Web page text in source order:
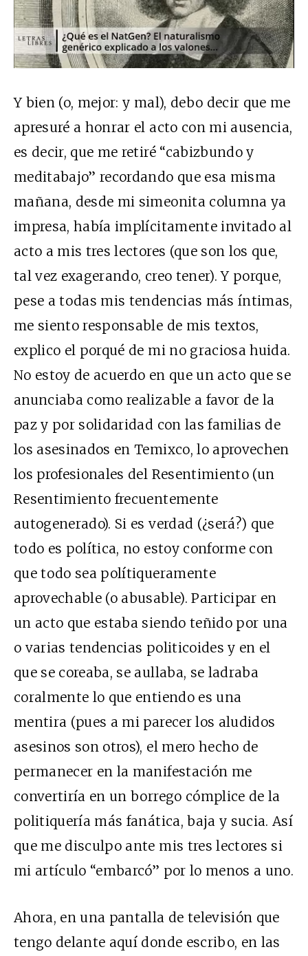
Y bien (o, mejor: y mal), debo decir que me
apresuré a honrar el acto con mi ausencia,
es decir, que me retiré “cabizbundo y
meditabajo” recordando que esa misma
mañana, desde mi simeonita columna ya
impresa, había implícitamente invitado al
acto a mis tres lectores (que son los que,
tal vez exagerando, creo tener). Y porque,
pese a todas mis tendencias más íntimas,
me siento responsable de mis textos,
explico el porqué de mi no graciosa huida.
No estoy de acuerdo en que un acto que se
anunciaba como realizable a favor de la
paz y por solidaridad con las familias de
los asesinados en Temixco, lo aprovechen
los profesionales del Resentimiento (un
Resentimiento frecuentemente
autogenerado). Si es verdad (¿será?) que
todo es política, no estoy conforme con
que todo sea polítiqueramente
aprovechable (o abusable). Participar en
un acto que estaba siendo teñido por una
o varias tendencias politicoides y en el
que se coreaba, se aullaba, se ladraba
coralmente lo que entiendo es una
mentira (pues a mi parecer los aludidos
asesinos son otros), el mero hecho de
permanecer en la manifestación me
convertiría en un borrego cómplice de la
politiquería más fanática, baja y sucia. Así
que me disculpo ante mis tres lectores si
mi artículo “embarcó” por lo menos a uno.
Ahora, en una pantalla de televisión que
tengo delante aquí donde escribo, en las